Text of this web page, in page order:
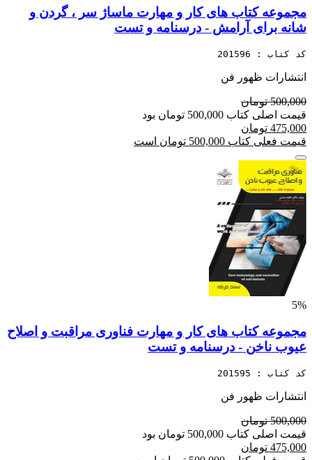
مجموعه کتاب های کار و مهارت ماساژ سر ، گردن و
شانه برای آرامش - درسنامه و تست
کد کتاب : 201596
انتشارات ظهور فن
500,000 تومان
قیمت اصلی کتاب 500,000 تومان بود
475,000 تومان
قیمت فعلی کتاب 500,000 تومان است
5%
مجموعه کتاب های کار و مهارت فناوری مراقبت و اصلاح
عیوب ناخن - درسنامه و تست
کد کتاب : 201595
انتشارات ظهور فن
500,000 تومان
قیمت اصلی کتاب 500,000 تومان بود
475,000 تومان